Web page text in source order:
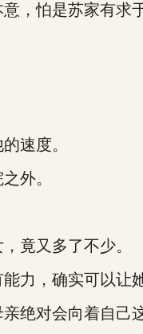
，怕是苏家有求于
速度。
外。
竟又多了不少。
，确实可以让她
对会向着自己这